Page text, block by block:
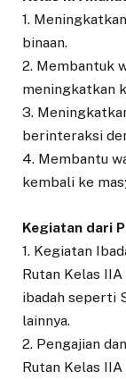
1.
binaan.
2. Membantuk
meningkatkan
3.
berinteraksi
4. Membantu
kembali ke
Kegiatan dari
1. Kegiatan
Rutan Kelas
ibadah seperti
lainnya.
2. Pengajian
Rutan Kelas IIA